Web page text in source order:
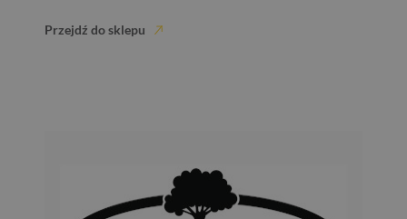
Przejdź do sklepu